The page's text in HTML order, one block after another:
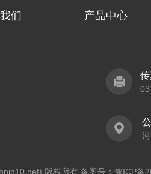
们 产品中心
版权所有 备案号： 豫ICP备